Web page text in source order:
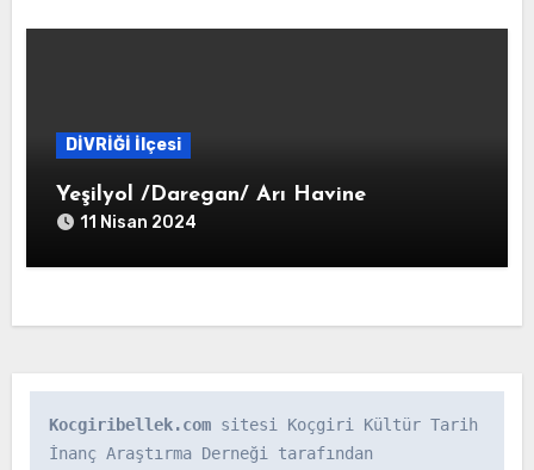
DİVRİĞİ İlçesi
Yeşilyol /Daregan/ Arı Havine
11 Nisan 2024
Kocgiribellek.com sitesi Koçgiri Kültür Tarih
İnanç Araştırma Derneği tarafından